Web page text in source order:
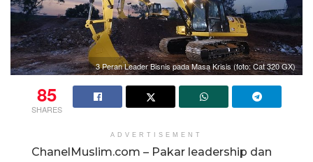
3 Peran Leader Bisnis pada Masa Krisis (foto: Cat 320 GX)
85
SHARES
ADVERTISEMENT
ChanelMuslim.com – Pakar leadership dan